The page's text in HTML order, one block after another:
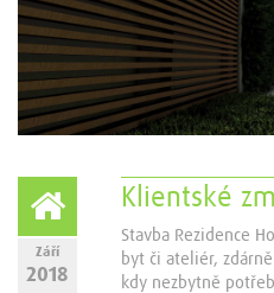
Září
2018
Klientské
Stavba Rezidence
byt či ateliér,
kdy nezbytně